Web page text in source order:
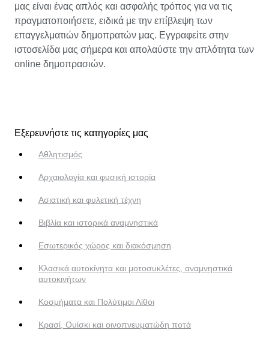
μας είναι ένας απλός και ασφαλής τρόπος για να τις
πραγματοποιήσετε, ειδικά με την επίβλεψη των
επαγγελματιών δημοπρατών μας. Εγγραφείτε στην
ιστοσελίδα μας σήμερα και απολαύστε την απλότητα των
online δημοπρασιών.
Εξερευνήστε τις κατηγορίες μας
Αθλητισμός
Αρχαιολογία και φυσική ιστορία
Ασιατική και φυλετική τέχνη
Βιβλία και ιστορικά αναμνηστικά
Εσωτερικός χώρος και διακόσμηση
Κλασικά αυτοκίνητα και μοτοσυκλέτες, αναμνηστικά
αυτοκινήτων
Κοσμήματα και Πολύτιμοι Λίθοι
Κρασί, Ουίσκι και οινοπνευματώδη ποτά